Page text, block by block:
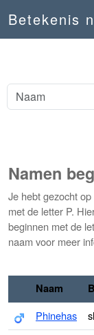
Betekenis
Namen
Je hebt gezocht
met de letter P.
beginnen met de
naam voor meer
Naam
Phinehas